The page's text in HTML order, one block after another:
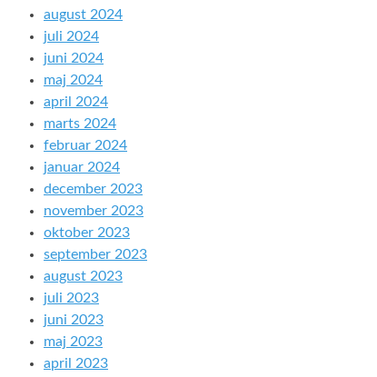
august 2024
juli 2024
juni 2024
maj 2024
april 2024
marts 2024
februar 2024
januar 2024
december 2023
november 2023
oktober 2023
september 2023
august 2023
juli 2023
juni 2023
maj 2023
april 2023